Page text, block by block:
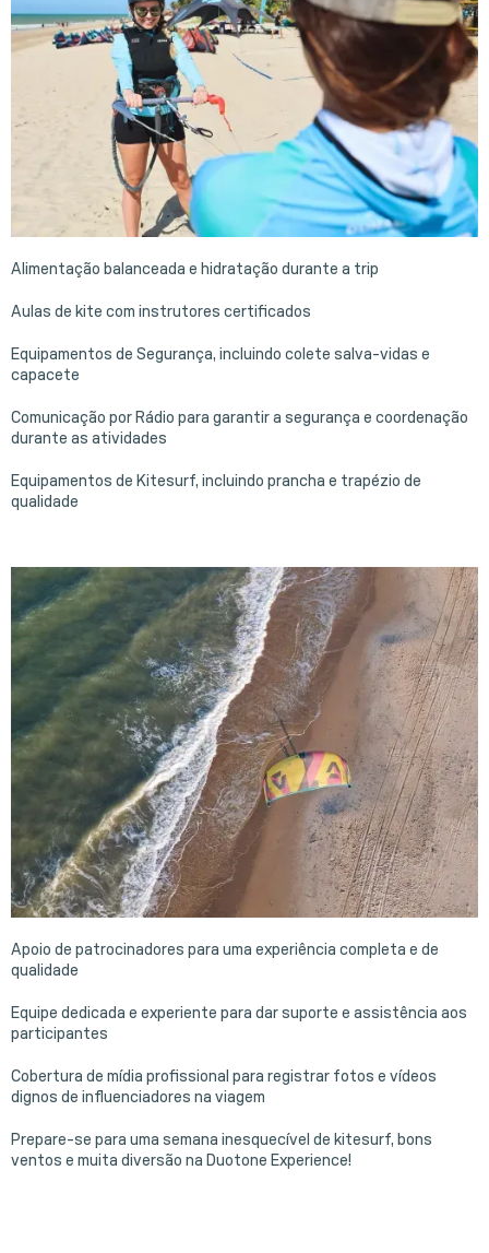
Alimentação balanceada e hidratação durante a trip
Aulas de kite com instrutores certificados
Equipamentos de Segurança, incluindo colete salva-vidas e
capacete
Comunicação por Rádio para garantir a segurança e coordenação
durante as atividades
Equipamentos de Kitesurf, incluindo prancha e trapézio de
qualidade
Apoio de patrocinadores para uma experiência completa e de
qualidade
Equipe dedicada e experiente para dar suporte e assistência aos
participantes
Cobertura de mídia profissional para registrar fotos e vídeos
dignos de influenciadores na viagem
Prepare-se para uma semana inesquecível de kitesurf, bons
ventos e muita diversão na Duotone Experience!